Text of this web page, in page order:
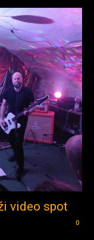
video spot
0